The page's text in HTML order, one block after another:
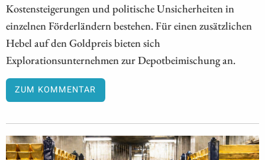
Kostensteigerungen und politische Unsicherheiten in
einzelnen Förderländern bestehen. Für einen zusätzlichen
Hebel auf den Goldpreis bieten sich
Explorationsunternehmen zur Depotbeimischung an.
ZUM KOMMENTAR